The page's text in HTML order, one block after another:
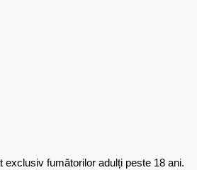
fumătorilor adulți peste 18 ani.